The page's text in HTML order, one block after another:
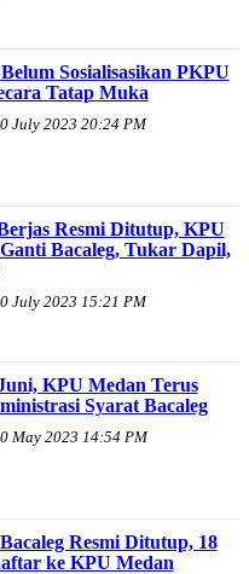
Sosialisasikan PKPU
Tatap Muka
July 2023 20:24 PM
Resmi Ditutup, KPU
Bacaleg, Tukar Dapil,
July 2023 15:21 PM
KPU Medan Terus
Syarat Bacaleg
May 2023 14:54 PM
Resmi Ditutup, 18
ke KPU Medan